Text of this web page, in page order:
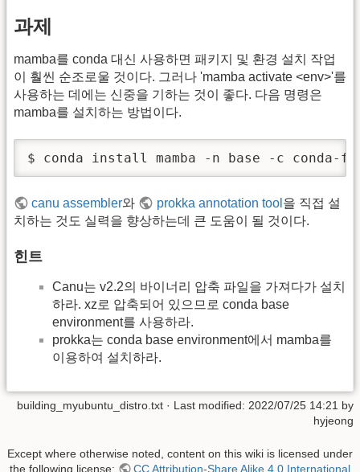
과제
mamba를 conda 대신 사용하면 패키지 및 환경 설치 작업
이 훨씬 순조로울 것이다. 그러나 'mamba activate <env>'를
사용하는 데에는 신중을 기하는 것이 좋다. 다음 명령은
mamba를 설치하는 방법이다.
$ conda install mamba -n base -c conda-
canu assembler와 prokka annotation tool 을 직접 설
치하는 것도 실력을 향상하는데 큰 도움이 될 것이다.
힌트
Canu는 v2.2의 바이너리 압축 파일을 가져다가 설치
하라. xz로 압축되어 있으므로 conda base
environment를 사용하라.
prokka는 conda base environment에서 mamba를
이용하여 설치하라.
building_myubuntu_distro.txt · Last modified: 2022/07/25 14:21 by
hyjeong
Except where otherwise noted, content on this wiki is licensed under
the following license:
CC Attribution-Share Alike 4.0 International